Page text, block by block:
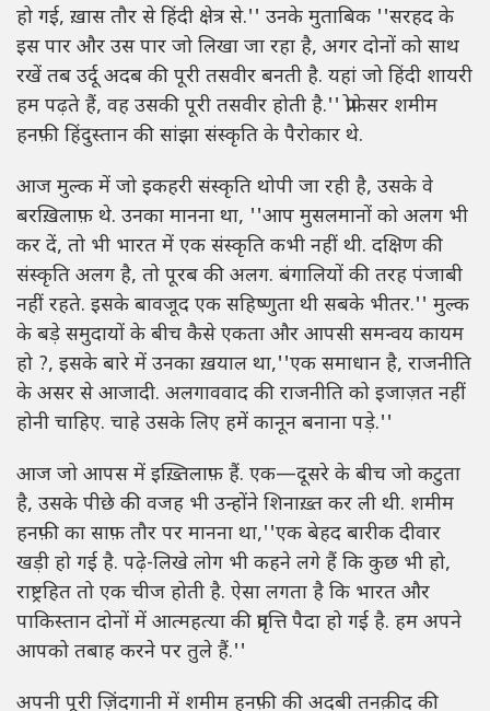
हो गई, ख़ास तौर से हिंदी क्षेत्र से.'' उनके मुताबिक ''सरहद के
इस पार और उस पार जो लिखा जा रहा है, अगर दोनों को साथ
रखें तब उर्दू अदब की पूरी तसवीर बनती है. यहां जो हिंदी शायरी
हम पढ़ते हैं, वह उसकी पूरी तसवीर होती है.'' प्रोफ़ेसर शमीम
हनफ़ी हिंदुस्तान की सांझा संस्कृति के पैरोकार थे.
आज मुल्क में जो इकहरी संस्कृति थोपी जा रही है, उसके वे
बरख़िलाफ़ थे. उनका मानना था, ''आप मुसलमानों को अलग भी
कर दें, तो भी भारत में एक संस्कृति कभी नहीं थी. दक्षिण की
संस्कृति अलग है, तो पूरब की अलग. बंगालियों की तरह पंजाबी
नहीं रहते. इसके बावजूद एक सहिष्णुता थी सबके भीतर.'' मुल्क
के बड़े समुदायों के बीच कैसे एकता और आपसी समन्वय कायम
हो ?, इसके बारे में उनका ख़याल था,''एक समाधान है, राजनीति
के असर से आजादी. अलगाववाद की राजनीति को इजाज़त नहीं
होनी चाहिए. चाहे उसके लिए हमें कानून बनाना पड़े.''
आज जो आपस में इख़्तिलाफ़ हैं. एक—दूसरे के बीच जो कटुता
है, उसके पीछे की वजह भी उन्होंने शिनाख़्त कर ली थी. शमीम
हनफ़ी का साफ़ तौर पर मानना था,''एक बेहद बारीक दीवार
खड़ी हो गई है. पढ़े-लिखे लोग भी कहने लगे हैं कि कुछ भी हो,
राष्ट्रहित तो एक चीज होती है. ऐसा लगता है कि भारत और
पाकिस्तान दोनों में आत्महत्या की प्रवृत्ति पैदा हो गई है. हम अपने
आपको तबाह करने पर तुले हैं.''
अपनी पूरी ज़िंदगानी में शमीम हनफ़ी की अदबी तनक़ीद की